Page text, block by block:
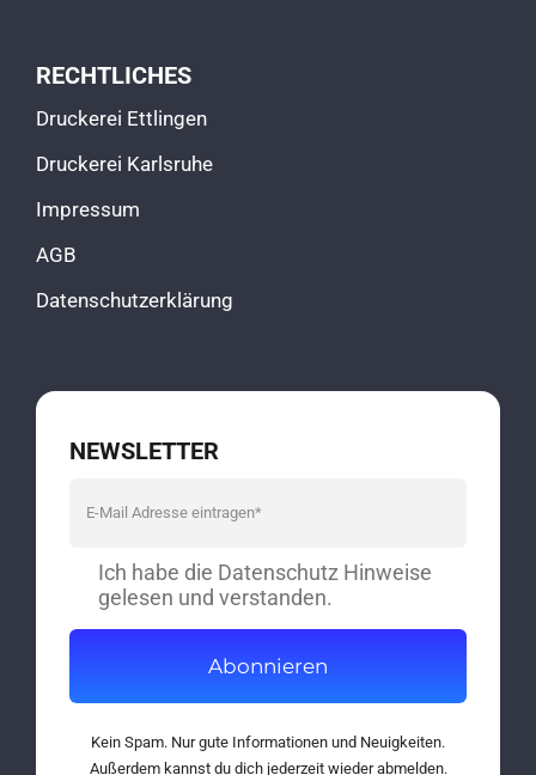
RECHTLICHES
Druckerei Ettlingen
Druckerei Karlsruhe
Impressum
AGB
Datenschutzerklärung
NEWSLETTER
Ich habe die Datenschutz Hinweise
gelesen und verstanden.
Abonnieren
Kein Spam. Nur gute Informationen und Neuigkeiten.
Außerdem kannst du dich jederzeit wieder abmelden.